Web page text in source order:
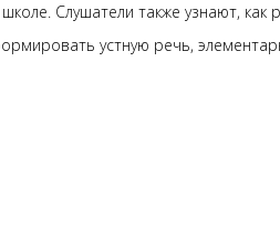
Слушатели также узнают, как
устную речь,